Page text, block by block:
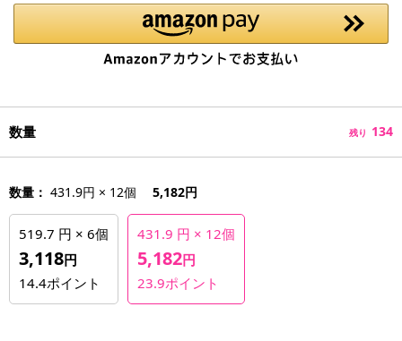
数量 残り 134
数量： 431.9円 × 12個 5,182円
519.7 円 × 6個
3,118円
14.4ポイント
431.9 円 × 12個
5,182円
23.9ポイント